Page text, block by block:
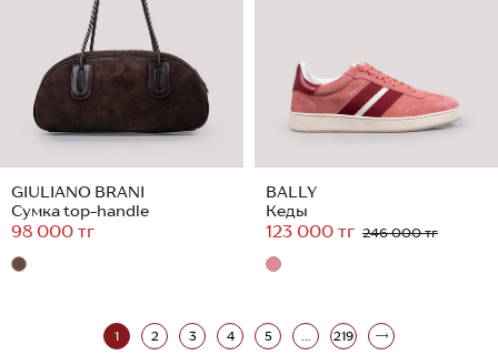
GIULIANO BRANI
Сумка top-handle
98 000 тг
BALLY
Кеды
123 000 тг 246 000 тг
1 2 3 4 5 ... 219